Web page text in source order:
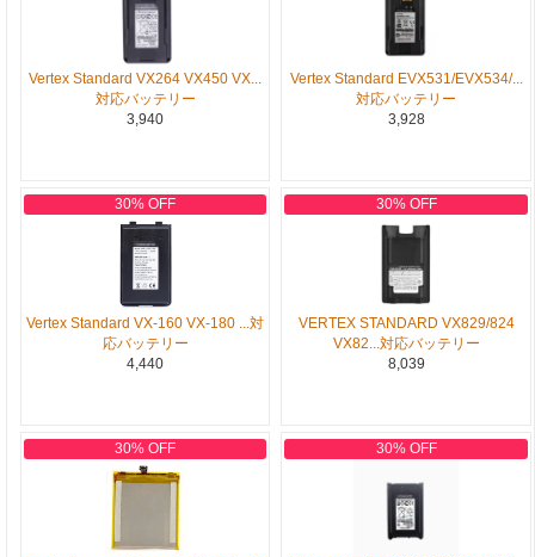
Vertex Standard VX264 VX450 VX...
対応バッテリー
3,940
Vertex Standard EVX531/EVX534/...
対応バッテリー
3,928
30% OFF
Vertex Standard VX-160 VX-180 ...対
応バッテリー
4,440
30% OFF
VERTEX STANDARD VX829/824
VX82...対応バッテリー
8,039
30% OFF 30% OFF